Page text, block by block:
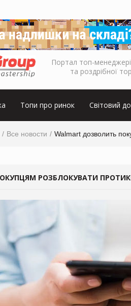
Портал топ-
та роздрібної
Топи про ринок Світовий
Все новости Walmart дозволить
РОЗБЛОКУВАТИ